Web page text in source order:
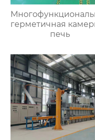
герметичная
печь